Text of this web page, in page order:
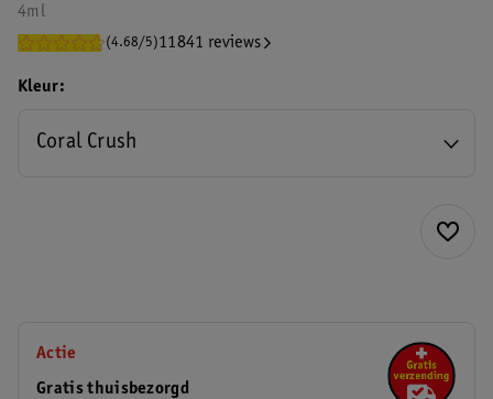
4ml
(4.68/5)11841 reviews
Kleur
Coral Crush
Actie
Gratis thuisbezorgd